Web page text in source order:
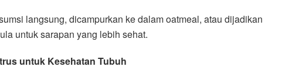
langsung, dicampurkan ke dalam oatmeal, atau dijadikan
untuk sarapan yang lebih sehat.
untuk Kesehatan Tubuh